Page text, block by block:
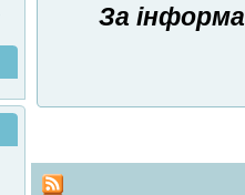
За